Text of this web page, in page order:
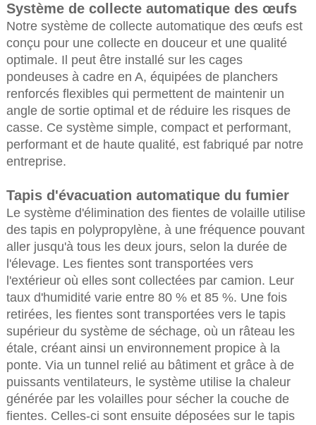
Système de collecte automatique des œufs
Notre système de collecte automatique des œufs est
conçu pour une collecte en douceur et une qualité
optimale. Il peut être installé sur les cages
pondeuses à cadre en A, équipées de planchers
renforcés flexibles qui permettent de maintenir un
angle de sortie optimal et de réduire les risques de
casse. Ce système simple, compact et performant,
performant et de haute qualité, est fabriqué par notre
entreprise.
Tapis d'évacuation automatique du fumier
Le système d'élimination des fientes de volaille utilise
des tapis en polypropylène, à une fréquence pouvant
aller jusqu'à tous les deux jours, selon la durée de
l'élevage. Les fientes sont transportées vers
l'extérieur où elles sont collectées par camion. Leur
taux d'humidité varie entre 80 % et 85 %. Une fois
retirées, les fientes sont transportées vers le tapis
supérieur du système de séchage, où un râteau les
étale, créant ainsi un environnement propice à la
ponte. Via un tunnel relié au bâtiment et grâce à de
puissants ventilateurs, le système utilise la chaleur
générée par les volailles pour sécher la couche de
fientes. Celles-ci sont ensuite déposées sur le tapis